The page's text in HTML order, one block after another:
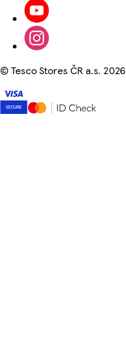
©Tesco Stores ČR a.s. 2026